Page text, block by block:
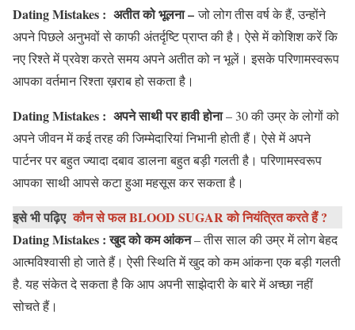
Dating Mistakes : अतीत को भूलना –जो लोग तीस वर्ष के हैं, उन्होंने
अपने पिछले अनुभवों से काफी अंतर्दृष्टि प्राप्त की है। ऐसे में कोशिश करें कि
नए रिश्ते में प्रवेश करते समय अपने अतीत को न भूलें। इसके परिणामस्वरूप
आपका वर्तमान रिश्ता ख़राब हो सकता है।
Dating Mistakes : अपने साथी पर हावी होना– 30 की उम्र के लोगों को
अपने जीवन में कई तरह की जिम्मेदारियां निभानी होती हैं। ऐसे में अपने
पार्टनर पर बहुत ज्यादा दबाव डालना बहुत बड़ी गलती है। परिणामस्वरूप
आपका साथी आपसे कटा हुआ महसूस कर सकता है।
इसे भी पढ़िए कौन से फल BLOOD SUGAR को नियंत्रित करते हैं ?
Dating Mistakes : खुद को कम आंकन– तीस साल की उम्र में लोग बेहद
आत्मविश्वासी हो जाते हैं। ऐसी स्थिति में खुद को कम आंकना एक बड़ी गलती
है. यह संकेत दे सकता है कि आप अपनी साझेदारी के बारे में अच्छा नहीं
सोचते हैं।